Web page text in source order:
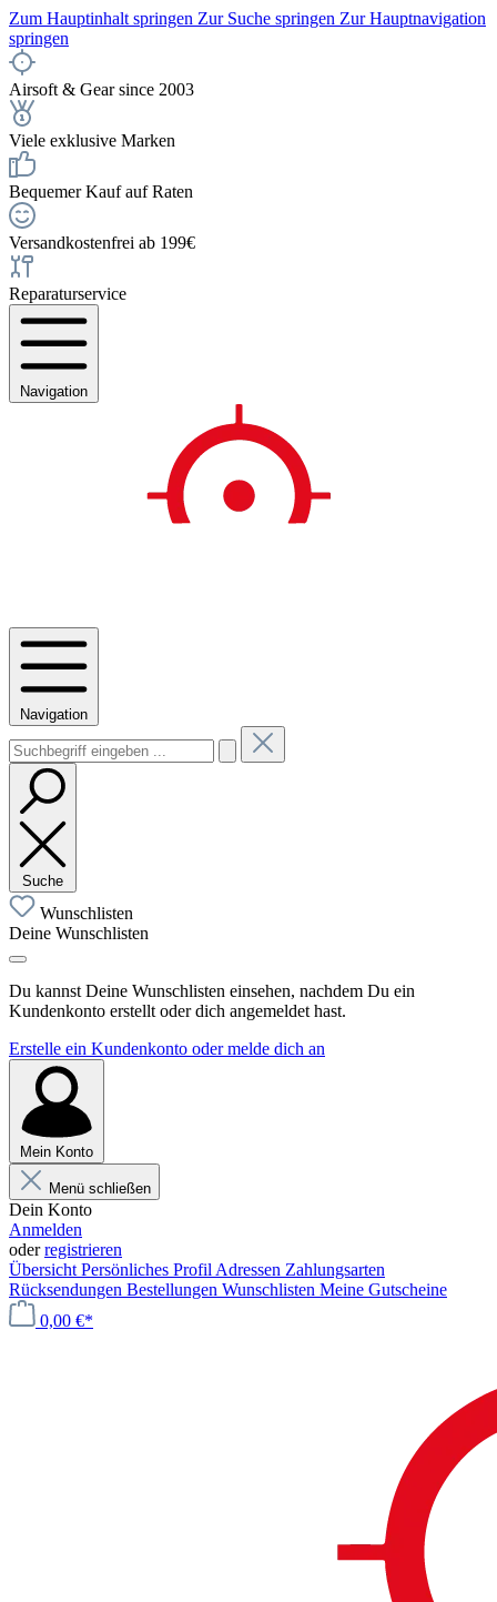
Zum Hauptinhalt springen Zur Suche springen Zur Hauptnavigation
springen
Airsoft & Gear since 2003
Viele exklusive Marken
Bequemer Kauf auf Raten
Versandkostenfrei ab 199€
Reparaturservice
Navigation
Navigation
Suche
Wunschlisten
Deine Wunschlisten
Du kannst Deine Wunschlisten einsehen, nachdem Du ein
Kundenkonto erstellt oder dich angemeldet hast.
Erstelle ein Kundenkonto oder melde dich an
Mein Konto
Menü schließen
Dein Konto
Anmelden
oderregistrieren
Übersicht Persönliches Profil Adressen Zahlungsarten
Rücksendungen Bestellungen Wunschlisten Meine Gutscheine
0,00 €*